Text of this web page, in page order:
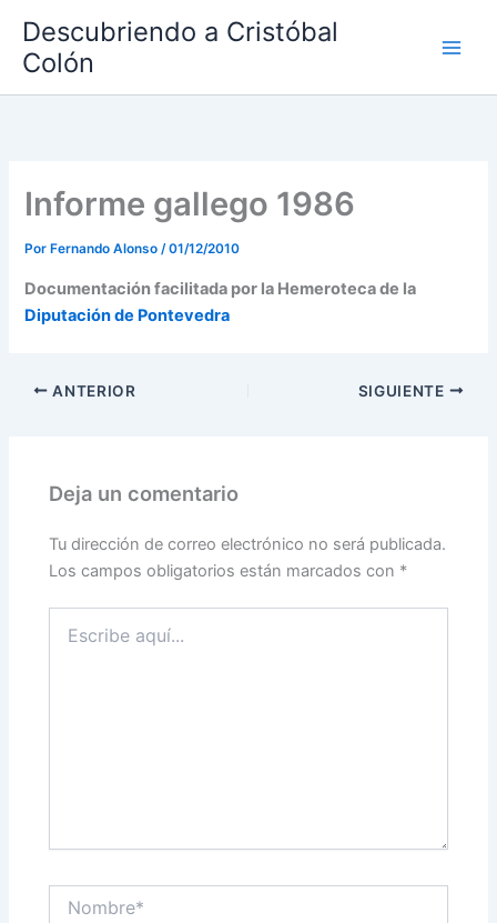
contenido
Descubriendo a Cristóbal
Colón
Informe gallego 1986
Por Fernando Alonso/01/12/2010
Documentación facilitada por la Hemeroteca de la
Diputación de Pontevedra
ANTERIOR SIGUIENTE
Deja un comentario
Tu dirección de correo electrónico no será publicada.
Los campos obligatorios están marcados con *
aquí...